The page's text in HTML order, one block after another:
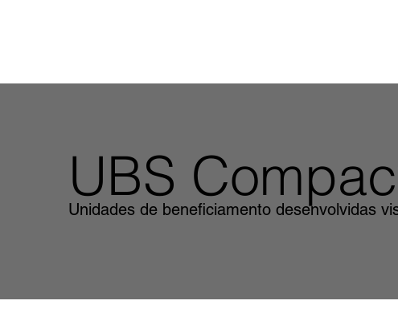
UBS
Unidades de beneficiamento desenvolvidas